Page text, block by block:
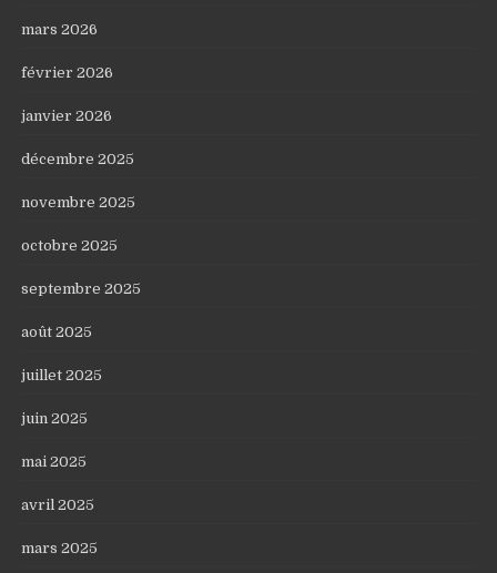
mars 2026
février 2026
janvier 2026
décembre 2025
novembre 2025
octobre 2025
septembre 2025
août 2025
juillet 2025
juin 2025
mai 2025
avril 2025
mars 2025